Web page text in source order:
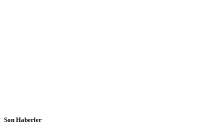
Son Haberler